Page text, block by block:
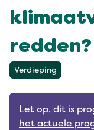
redden?
Verdieping
Let op, dit is
het actuele